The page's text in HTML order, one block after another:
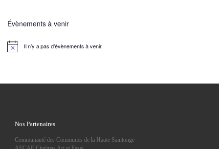
Évènements à venir
e
Il n’y a pas d’évènements à venir.
Nos Partenaires
Communauté des Communes de la Haute Saintonge